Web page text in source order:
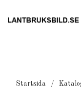
Startsida